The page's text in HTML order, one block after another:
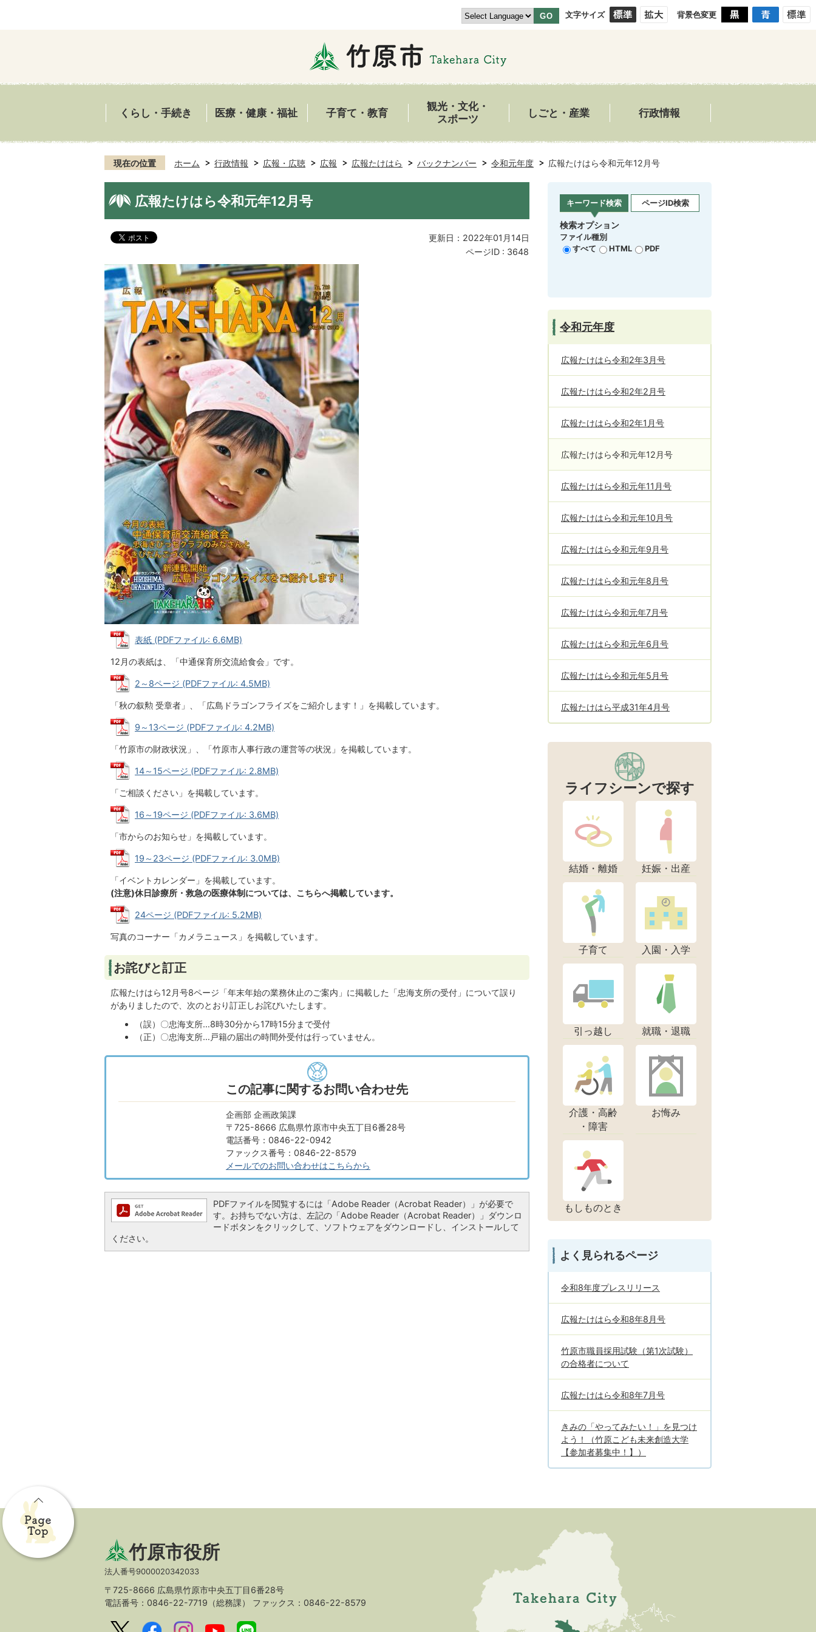
GO 文字サイズ 背景色変更
くらし・手続き 医療・健康・福祉 子育て・教育
観光・文化・
スポーツ
しごと・産業 行政情報
現在の位置 ホーム 行政情報 広報・広聴 広報 広報たけはら バックナンバー 令和元年度 広報たけはら令和元年12月号
広報たけはら令和元年12月号
更新日：2022年01月14日
ページID : 3648
表紙 (PDFファイル: 6.6MB)
12月の表紙は、「中通保育所交流給食会」です。
2～8ページ (PDFファイル: 4.5MB)
「秋の叙勲 受章者」、「広島ドラゴンフライズをご紹介します！」を掲載しています。
9～13ページ (PDFファイル: 4.2MB)
「竹原市の財政状況」、「竹原市人事行政の運営等の状況」を掲載しています。
14～15ページ (PDFファイル: 2.8MB)
「ご相談ください」を掲載しています。
16～19ページ (PDFファイル: 3.6MB)
「市からのお知らせ」を掲載しています。
19～23ページ (PDFファイル: 3.0MB)
「イベントカレンダー」を掲載しています。
(注意)休日診療所・救急の医療体制については、こちらへ掲載しています。
24ページ (PDFファイル: 5.2MB)
写真のコーナー「カメラニュース」を掲載しています。
お詫びと訂正
広報たけはら12月号8ページ「年末年始の業務休止のご案内」に掲載した「忠海支所の受付」について誤り
がありましたので、次のとおり訂正しお詫びいたします。
（誤）〇忠海支所…8時30分から17時15分まで受付
（正）〇忠海支所…戸籍の届出の時間外受付は行っていません。
この記事に関するお問い合わせ先
企画部 企画政策課
〒725-8666 広島県竹原市中央五丁目6番28号
電話番号：0846-22-0942
ファックス番号：0846-22-8579
メールでのお問い合わせはこちらから
PDFファイルを閲覧するには「Adobe Reader（Acrobat Reader）」が必要で
す。お持ちでない方は、左記の「Adobe Reader（Acrobat Reader）」ダウンロ
ードボタンをクリックして、ソフトウェアをダウンロードし、インストールして
ください。
キーワード検索 ページID検索
検索オプション
ファイル種別
すべて
HTML PDF
令和元年度
広報たけはら令和2年3月号
広報たけはら令和2年2月号
広報たけはら令和2年1月号
広報たけはら令和元年12月号
広報たけはら令和元年11月号
広報たけはら令和元年10月号
広報たけはら令和元年9月号
広報たけはら令和元年8月号
広報たけはら令和元年7月号
広報たけはら令和元年6月号
広報たけはら令和元年5月号
広報たけはら平成31年4月号
ライフシーンで探す
結婚・離婚 妊娠・出産
子育て 入園・入学
引っ越し 就職・退職
介護・高齢
・障害
お悔み
もしものとき
よく見られるページ
令和8年度プレスリリース
広報たけはら令和8年8月号
竹原市職員採用試験（第1次試験）
の合格者について
広報たけはら令和8年7月号
きみの「やってみたい！」を見つけ
よう！（竹原こども未来創造大学
【参加者募集中！】）
竹原市役所
法人番号9000020342033
〒725-8666 広島県竹原市中央五丁目6番28号
電話番号：0846-22-7719（総務課） ファックス：0846-22-8579